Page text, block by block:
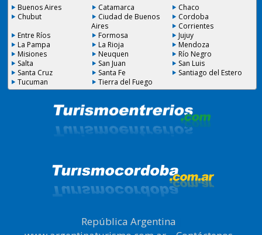
Buenos Aires Catamarca
Chaco
Chubut
Ciudad de Buenos
Aires
Cordoba
Corrientes
Entre Ríos
Formosa
Jujuy
La Pampa
La Rioja
Mendoza
Misiones
Neuquen
Río Negro
Salta
San Juan
San Luis
Santa Cruz
Santa Fe
Santiago del Estero
Tucuman
Tierra del Fuego
República Argentina